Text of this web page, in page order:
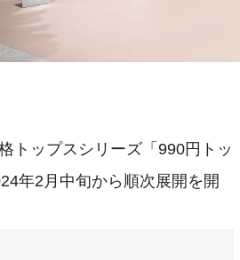
トップスシリーズ「990円トッ
年2月中旬から順次展開を開